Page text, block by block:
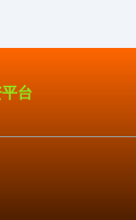
台